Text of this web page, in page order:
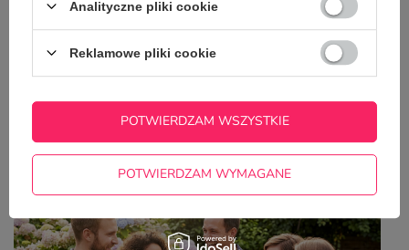
odpowiedzi publikując dla innych.
Kolorowe kubki z własnym nadrukiem – idealny
wybór na lato
Analityczne pliki cookie
Reklamowe pliki cookie
POTWIERDZAM WYMAGANE
POTWIERDZAM WSZYSTKIE